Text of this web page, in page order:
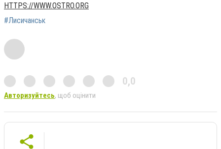
HTTPS://WWW.OSTRO.ORG
#Лисичанськ
0,0
Авторизуйтесь, щоб оцінити